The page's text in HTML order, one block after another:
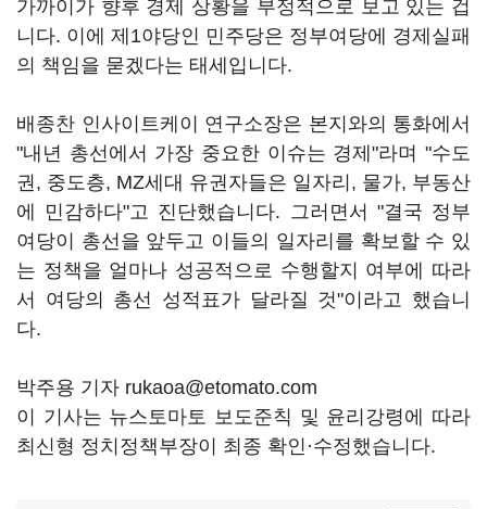
가까이가 향후 경제 상황을 부정적으로 보고 있는 겁
니다. 이에 제1야당인 민주당은 정부여당에 경제실패
의 책임을 묻겠다는 태세입니다.
배종찬 인사이트케이 연구소장은 본지와의 통화에서
"내년 총선에서 가장 중요한 이슈는 경제"라며 "수도
권, 중도층, MZ세대 유권자들은 일자리, 물가, 부동산
에 민감하다"고 진단했습니다. 그러면서 "결국 정부
여당이 총선을 앞두고 이들의 일자리를 확보할 수 있
는 정책을 얼마나 성공적으로 수행할지 여부에 따라
서 여당의 총선 성적표가 달라질 것"이라고 했습니
다.
박주용 기자 rukaoa@etomato.com
이 기사는 뉴스토마토 보도준칙 및 윤리강령에 따라
최신형 정치정책부장이 최종 확인·수정했습니다.